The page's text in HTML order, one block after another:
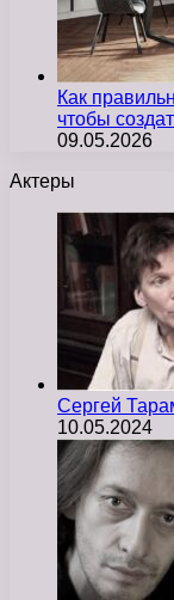
Как
чтобы
09.05.2026
Актеры
Сергей
10.05.2024